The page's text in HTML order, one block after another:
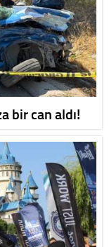
bir can aldı!